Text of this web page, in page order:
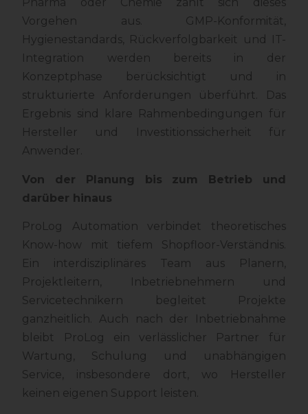
Pharma oder Chemie zahlt sich dieses
Vorgehen aus. GMP-Konformität,
Hygienestandards, Rückverfolgbarkeit und IT-
Integration werden bereits in der
Konzeptphase berücksichtigt und in
strukturierte Anforderungen überführt. Das
Ergebnis sind klare Rahmenbedingungen für
Hersteller und Investitionssicherheit für
Anwender.
Von der Planung bis zum Betrieb und
darüber hinaus
ProLog Automation verbindet theoretisches
Know-how mit tiefem Shopfloor-Verständnis.
Ein interdisziplinäres Team aus Planern,
Projektleitern, Inbetriebnehmern und
Servicetechnikern begleitet Projekte
ganzheitlich. Auch nach der Inbetriebnahme
bleibt ProLog ein verlässlicher Partner für
Wartung, Schulung und unabhängigen
Service, insbesondere dort, wo Hersteller
keinen eigenen Support leisten.